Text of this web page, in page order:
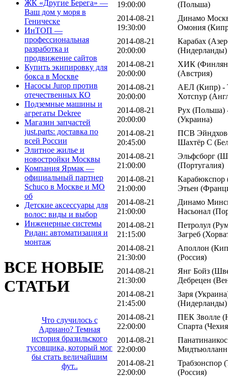
ЖК «Другие Берега» —
Ваш дом у моря в
Геническе
ИнТОП —
профессиональная
разработка и
продвижение сайтов
Купить экипировку для
бокса в Москве
Насосы Jurop против
отечественных КО
Подземные машины и
агрегаты Dekree
Магазин запчастей
just.parts: доставка по
всей России
Элитное жилье и
новостройки Москвы
Компания Ярмак —
официальный партнер
Schuco в Москве и МО
об
Детские аксессуары для
волос: виды и выбор
Инженерные системы
Ридан: автоматизация и
монтаж
ВСЕ НОВЫЕ
СТАТЬИ
Что случилось с
Адриано? Темная
история бразильского
тусовщика, который мог
бы стать величайшим
фут..
19:00:00
(Польша)
2014-08-21
19:30:00
Динамо
Омония
2014-08-21
20:00:00
Карабах
(Нидерланды)
2014-08-21
20:00:00
ХИК
(Австрия)
2014-08-21
20:00:00
АЕЛ (Кипр) -
Хотспур
2014-08-21
20:00:00
Рух (Польша)
(Украина)
2014-08-21
20:45:00
ПСВ
Шахтёр С
2014-08-21
21:00:00
Эльфсборг
(Португалия)
2014-08-21
21:00:00
Карабюкспор
Этьен
2014-08-21
21:00:00
Динамо
Насьонал
2014-08-21
21:15:00
Петролул
Загреб
2014-08-21
21:30:00
Аполлон
(Россия)
2014-08-21
21:30:00
Янг Бойз
Дебрецен
2014-08-21
21:45:00
Заря
(Нидерланды)
2014-08-21
22:00:00
ПЕК Зволле
Спарта
2014-08-21
22:00:00
2014-08-21
22:00:00
Трабзонспор
(Россия)